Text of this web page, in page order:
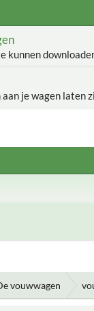
kunnen
je wagen laten
vouwwagen